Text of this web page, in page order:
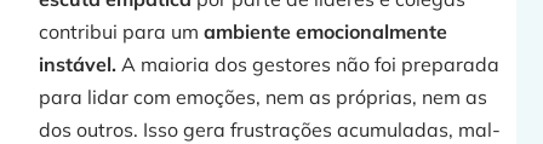
contribui para umambiente emocionalmente
instável.A maioria dos gestores não foi preparada
para lidar com emoções, nem as próprias, nem as
dos outros. Isso gera frustrações acumuladas, mal-